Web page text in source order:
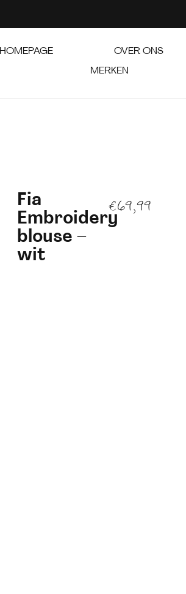
HOMEPAGE OVER ONS
MERKEN
Fia
Embroidery
blouse –
wit
€69,99